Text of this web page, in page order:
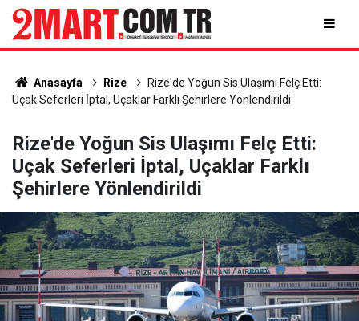
Anasayfa Rize
Rize'de Yoğun Sis Ulaşımı Felç Etti:
Uçak Seferleri İptal, Uçaklar Farklı Şehirlere Yönlendirildi
Rize'de Yoğun Sis Ulaşımı Felç Etti:
Uçak Seferleri İptal, Uçaklar Farklı
Şehirlere Yönlendirildi